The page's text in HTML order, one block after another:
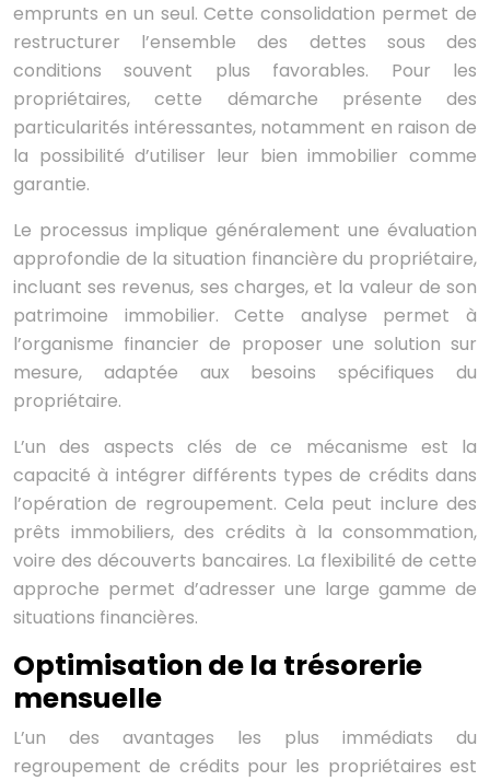
emprunts en un seul. Cette consolidation permet de
restructurer l’ensemble des dettes sous des
conditions souvent plus favorables. Pour les
propriétaires, cette démarche présente des
particularités intéressantes, notamment en raison de
la possibilité d’utiliser leur bien immobilier comme
garantie.
Le processus implique généralement une évaluation
approfondie de la situation financière du propriétaire,
incluant ses revenus, ses charges, et la valeur de son
patrimoine immobilier. Cette analyse permet à
l’organisme financier de proposer une solution sur
mesure, adaptée aux besoins spécifiques du
propriétaire.
L’un des aspects clés de ce mécanisme est la
capacité à intégrer différents types de crédits dans
l’opération de regroupement. Cela peut inclure des
prêts immobiliers, des crédits à la consommation,
voire des découverts bancaires. La flexibilité de cette
approche permet d’adresser une large gamme de
situations financières.
Optimisation de la trésorerie
mensuelle
L’un des avantages les plus immédiats du
regroupement de crédits pour les propriétaires est